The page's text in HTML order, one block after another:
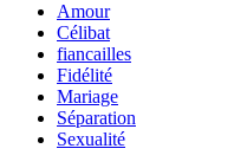
Amour
Célibat
fiancailles
Fidélité
Mariage
Séparation
Sexualité